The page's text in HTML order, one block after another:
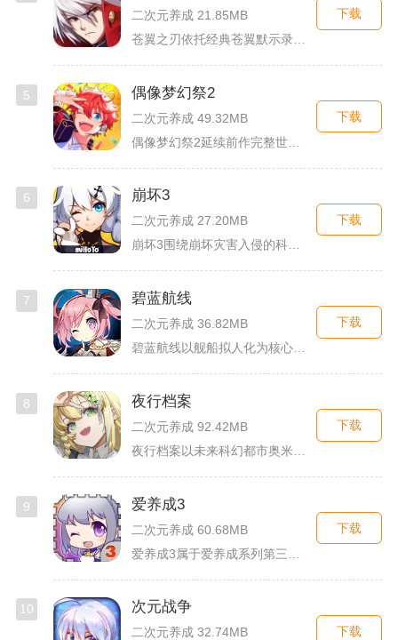
二次元养成 21.85MB
下载
5 偶像梦幻祭2
二次元养成 49.32MB
下载
6 崩坏3
二次元养成 27.20MB
崩坏3围绕崩坏灾害入侵的科幻世界观展开，玩家以舰长身份操控多...
下载
7 碧蓝航线
二次元养成 36.82MB
下载
8 夜行档案
二次元养成 92.42MB
下载
9 爱养成3
二次元养成 60.68MB
下载
10 次元战争
二次元养成 32.74MB 下载